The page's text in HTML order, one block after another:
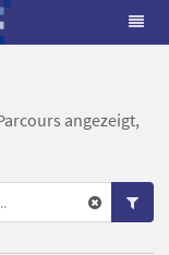
angezeigt,